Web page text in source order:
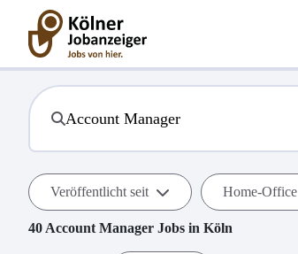
Veröffentlicht seit Home-Office
40 Account Manager Jobs in Köln